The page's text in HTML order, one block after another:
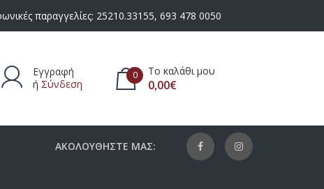
παραγγελίες: 25210.33155, 693 478 0050
Εγγραφή
ή Σύνδεση
0 Το καλάθι μου
0,00€
ΑΚΟΛΟΥΘΗΣΤΕ ΜΑΣ: